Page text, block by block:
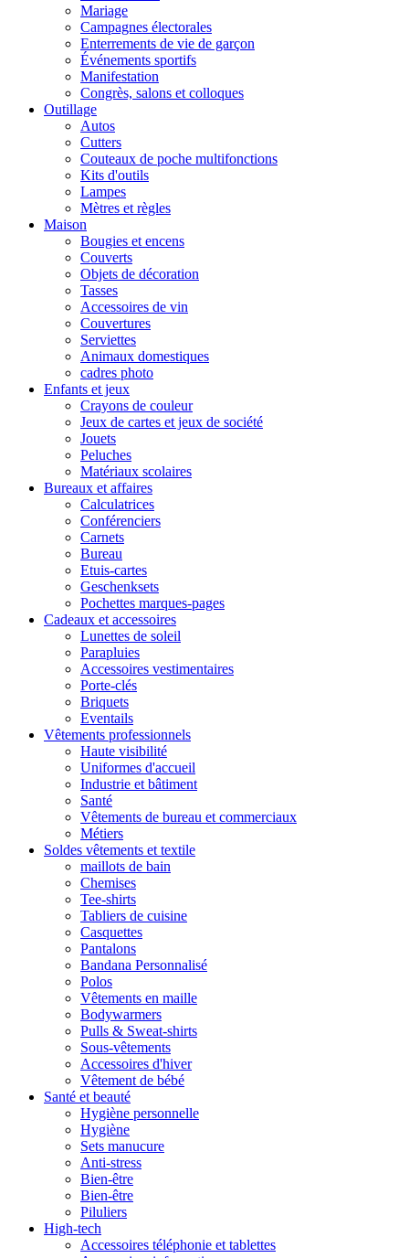
Mariage
Campagnes électorales
Enterrements de vie de garçon
Événements sportifs
Manifestation
Congrès, salons et colloques
Outillage
Autos
Cutters
Couteaux de poche multifonctions
Kits d'outils
Lampes
Mètres et règles
Maison
Bougies et encens
Couverts
Objets de décoration
Tasses
Accessoires de vin
Couvertures
Serviettes
Animaux domestiques
cadres photo
Enfants et jeux
Crayons de couleur
Jeux de cartes et jeux de société
Jouets
Peluches
Matériaux scolaires
Bureaux et affaires
Calculatrices
Conférenciers
Carnets
Bureau
Etuis-cartes
Geschenksets
Pochettes marques-pages
Cadeaux et accessoires
Lunettes de soleil
Parapluies
Accessoires vestimentaires
Porte-clés
Briquets
Eventails
Vêtements professionnels
Haute visibilité
Uniformes d'accueil
Industrie et bâtiment
Santé
Vêtements de bureau et commerciaux
Métiers
Soldes vêtements et textile
maillots de bain
Chemises
Tee-shirts
Tabliers de cuisine
Casquettes
Pantalons
Bandana Personnalisé
Polos
Vêtements en maille
Bodywarmers
Pulls & Sweat-shirts
Sous-vêtements
Accessoires d'hiver
Vêtement de bébé
Santé et beauté
Hygiène personnelle
Hygiène
Sets manucure
Anti-stress
Bien-être
Bien-être
Piluliers
High-tech
Accessoires téléphonie et tablettes